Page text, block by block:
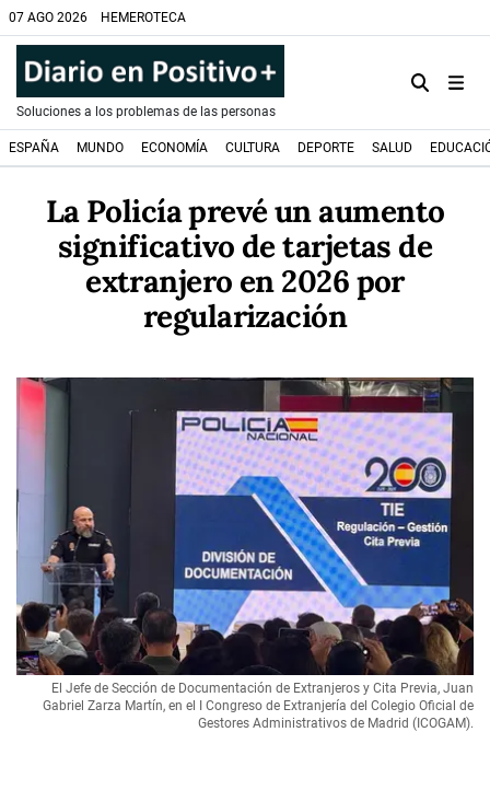
07 AGO 2026 HEMEROTECA
Soluciones a los problemas de las personas
ESPAÑA MUNDO ECONOMÍA CULTURA DEPORTE SALUD
La Policía prevé un aumento
significativo de tarjetas de
extranjero en 2026 por
regularización
El Jefe de Sección de Documentación de Extranjeros y Cita Previa, Juan
Gabriel Zarza Martín, en el I Congreso de Extranjería del Colegio Oficial de
Gestores Administrativos de Madrid (ICOGAM).